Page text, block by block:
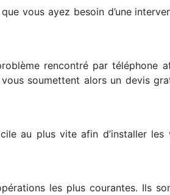
vous ayez besoin d’une
rencontré par téléphone
soumettent alors un devis
au plus vite afin d’installer
les plus courantes. Ils